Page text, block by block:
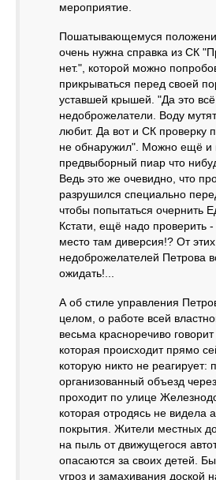
мероприятие.
Пошатывающемуся
очень нужна справка из СК
нет.", которой можно
прикрываться перед своей
уставшей крышей. "Да это всё
недоброжелатели. Воду
любит. Да вот и СК проверку
не обнаружил". Можно ещё и
предвыборный пиар что
Ведь это же очевидно, что
разрушился специально
чтобы попытаться очернить
Кстати, ещё надо проверить
место там диверсия!? От этих
недоброжелателей Петрова
ожидать!...
А об стиле управления
целом, о работе всей
весьма красноречиво
которая происходит прямо
которую никто не реагирует:
организованный объезд
проходит по улице
которая отродясь не видела
покрытия. Жители местных
на пыль от движущегося
опасаются за своих детей.
угроз и замахивания доской